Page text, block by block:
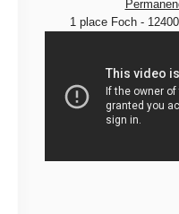
1 place Foch -